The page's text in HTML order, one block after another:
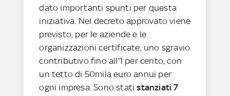
dato importanti spunti per questa
iniziativa. Nel decreto approvato viene
previsto, per le aziende e le
organizzazioni certificate, uno sgravio
contributivo fino all'1 per cento, con
un tetto di 50mila euro annui per
ogni impresa. Sono statistanziati 7